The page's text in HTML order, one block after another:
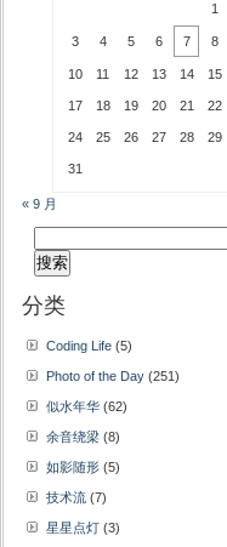
1
3 4 5 6 7 8
10 11 12 13 14 15
17 18 19 20 21 22
24 25 26 27 28 29
31
« 9 月
索：
分类
Coding Life (5)
Photo of the Day (251)
似水年华 (62)
余音绕梁 (8)
如影随形 (5)
技术流 (7)
星星点灯 (3)